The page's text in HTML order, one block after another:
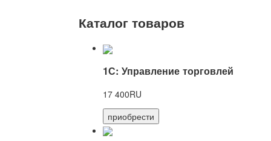
Каталог товаров
1С: Управление торговлей
17 400RU
приобрести